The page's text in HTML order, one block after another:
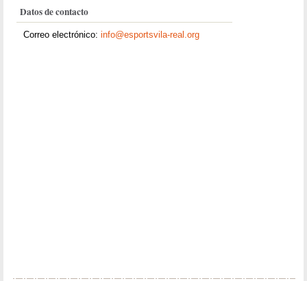
Datos de contacto
Correo electrónico:info@esportsvila-real.org